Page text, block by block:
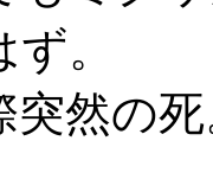
。
突然の